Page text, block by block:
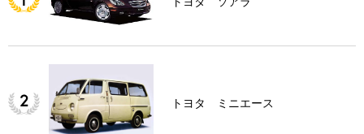
トヨタ ミニエース